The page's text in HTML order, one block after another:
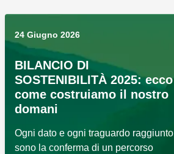
24 Giugno 2026
BILANCIO DI
SOSTENIBILITÀ 2025: ecco
come costruiamo il nostro
domani
Ogni dato e ogni traguardo raggiunto
sono la conferma di un percorso